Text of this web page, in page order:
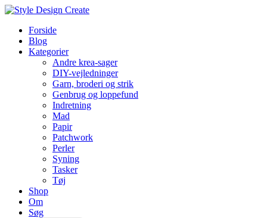
Forside
Blog
Kategorier
Andre krea-sager
DIY-vejledninger
Garn, broderi og strik
Genbrug og loppefund
Indretning
Mad
Papir
Patchwork
Perler
Syning
Tasker
Tøj
Shop
Om
Søg